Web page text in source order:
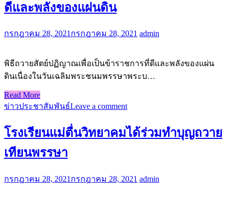
ดีและพลังของแผ่นดิน
กรกฎาคม 28, 2021กรกฎาคม 28, 2021 admin
พิธีถวายสัตย์ปฏิญาณเพื่อเป็นข้าราชการที่ดีและพลังของแผ่น
ดินเนื่องในวันเฉลิมพระชนมพรรษาพระบ…
Read More
ข่าวประชาสัมพันธ์Leave a comment
โรงเรียนแม่ตื่นวิทยาคมได้ร่วมทำบุญถวาย
เทียนพรรษา
กรกฎาคม 28, 2021 กรกฎาคม 28, 2021 admin